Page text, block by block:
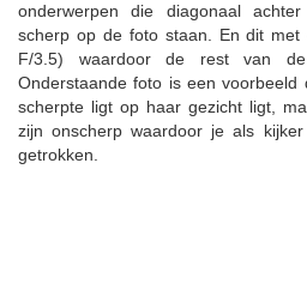
onderwerpen die diagonaal
scherp op de foto staan. En dit met
F/3.5) waardoor de rest van
Onderstaande foto is een
scherpte ligt op haar gezicht ligt,
zijn onscherp waardoor je als
getrokken.